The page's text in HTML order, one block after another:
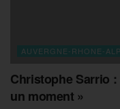
AUVERGNE-RHONE-
Christophe Sarrio :
un moment »